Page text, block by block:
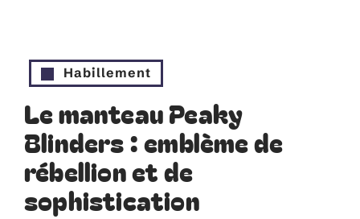
Habillement
Le manteau Peaky
Blinders : emblème de
rébellion et de
sophistication